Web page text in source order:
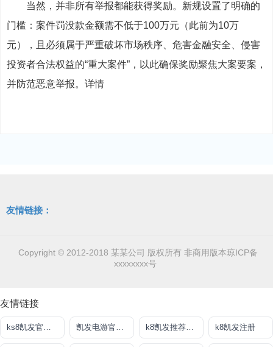
当然，并非所有举报都能获得奖励。新规设置了明确的
门槛：案件罚没款金额需不低于100万元（此前为10万
元），且必须属于严重破坏市场秩序、危害金融安全、侵害
投资者合法权益的“重大案件”，以此确保奖励聚焦大案要案，
并防范恶意举报。详情
友情链接：
Copyright © 2012-2018 某某公司 版权所有 非商用版本琼ICP备
xxxxxxxx号
友情链接
ks8凯发官方网站 凯发电游官方下载网站 k8凯发推荐真人手机版 k8凯发注册